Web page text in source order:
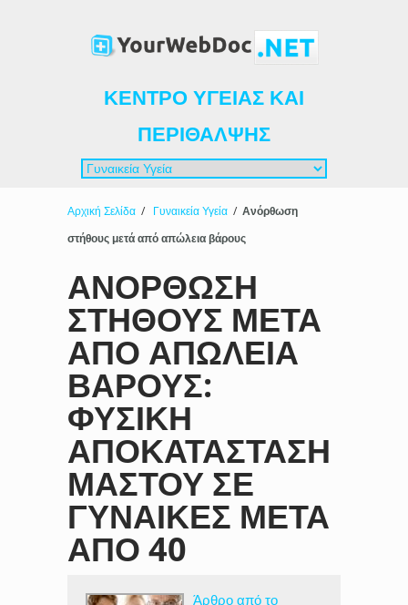
ΚΈΝΤΡΟ ΥΓΕΊΑΣ ΚΑΙ
ΠΕΡΊΘΑΛΨΗΣ
Αρχική Σελίδα / Γυναικεία Υγεία / Ανόρθωση
στήθους μετά από απώλεια βάρους
ΑΝΌΡΘΩΣΗ
ΣΤΉΘΟΥΣ ΜΕΤΆ
ΑΠΌ ΑΠΏΛΕΙΑ
ΒΆΡΟΥΣ:
ΦΥΣΙΚΉ
ΑΠΟΚΑΤΆΣΤΑΣΗ
ΜΑΣΤΟΎ ΣΕ
ΓΥΝΑΊΚΕΣ ΜΕΤΆ
ΑΠΌ 40
Άρθρο από το